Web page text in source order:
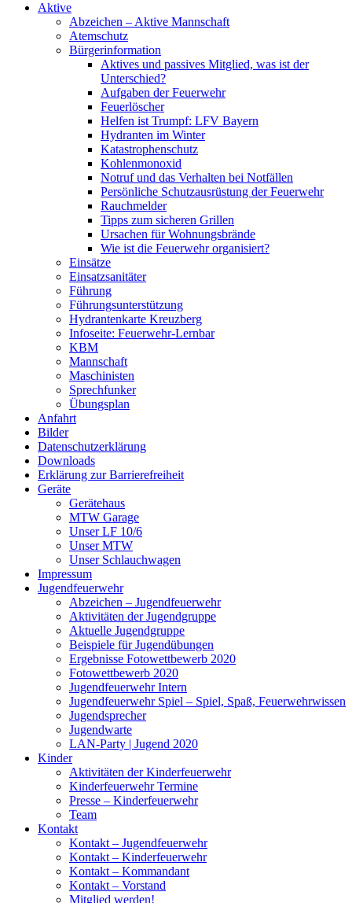
Aktive
Abzeichen – Aktive Mannschaft
Atemschutz
Bürgerinformation
Aktives und passives Mitglied, was ist der
Unterschied?
Aufgaben der Feuerwehr
Feuerlöscher
Helfen ist Trumpf: LFV Bayern
Hydranten im Winter
Katastrophenschutz
Kohlenmonoxid
Notruf und das Verhalten bei Notfällen
Persönliche Schutzausrüstung der Feuerwehr
Rauchmelder
Tipps zum sicheren Grillen
Ursachen für Wohnungsbrände
Wie ist die Feuerwehr organisiert?
Einsätze
Einsatzsanitäter
Führung
Führungsunterstützung
Hydrantenkarte Kreuzberg
Infoseite: Feuerwehr-Lernbar
KBM
Mannschaft
Maschinisten
Sprechfunker
Übungsplan
Anfahrt
Bilder
Datenschutzerklärung
Downloads
Erklärung zur Barriere­frei­heit
Geräte
Gerätehaus
MTW Garage
Unser LF 10/6
Unser MTW
Unser Schlauchwagen
Impressum
Jugendfeuerwehr
Abzeichen – Jugendfeuerwehr
Aktivitäten der Jugendgruppe
Aktuelle Jugendgruppe
Beispiele für Jugendübungen
Ergebnisse Fotowettbewerb 2020
Fotowettbewerb 2020
Jugendfeuerwehr Intern
Jugendfeuerwehr Spiel – Spiel, Spaß, Feuerwehrwissen
Jugendsprecher
Jugendwarte
LAN-Party | Jugend 2020
Kinder
Aktivitäten der Kinderfeuerwehr
Kinderfeuerwehr Termine
Presse – Kinderfeuerwehr
Team
Kontakt
Kontakt – Jugendfeuerwehr
Kontakt – Kinderfeuerwehr
Kontakt – Kommandant
Kontakt – Vorstand
Mitglied werden!